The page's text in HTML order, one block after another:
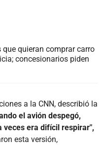
que quieran comprar carro
concesionarios piden
a la CNN, describió la
el avión despegó,
veces era difícil respirar",
esta versión,